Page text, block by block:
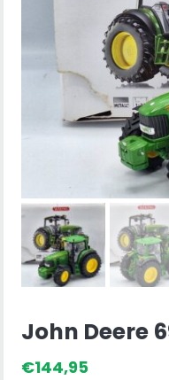
John Deere
€144,95